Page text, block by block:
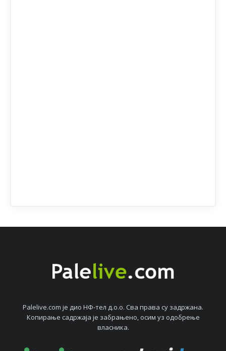
Palelive.com јe дио НФ-тeл д.о.о. Сва права су задржана.
Копирањe садржаја јe забрањeно, осим уз одобрeњe
власника.